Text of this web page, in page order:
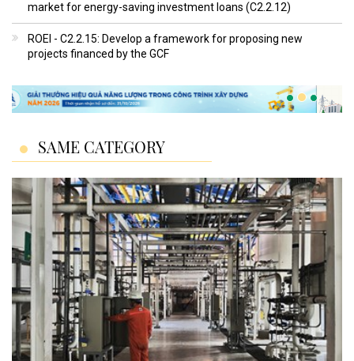
market for energy-saving investment loans (C2.2.12)
ROEI - C2.2.15: Develop a framework for proposing new
projects financed by the GCF
SAME CATEGORY